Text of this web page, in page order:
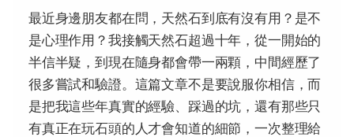
最近身邊朋友都在問，天然石到底有沒有用？是不
是心理作用？我接觸天然石超過十年，從一開始的
半信半疑，到現在隨身都會帶一兩顆，中間經歷了
很多嘗試和驗證。這篇文章不是要說服你相信，而
是把我這些年真實的經驗、踩過的坑，還有那些只
有真正在玩石頭的人才會知道的細節，一次整理給